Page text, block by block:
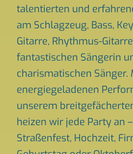
talentierten und
am Schlagzeug, Bass,
Gitarre, Rhythmus-
fantastischen Sängerin
charismatischen Sänger.
energiegeladenen
unserem
heizen wir jede Party an
Straßenfest, Hochzeit,